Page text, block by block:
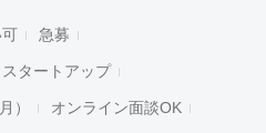
急募
スタートアップ
） オンライン面談OK